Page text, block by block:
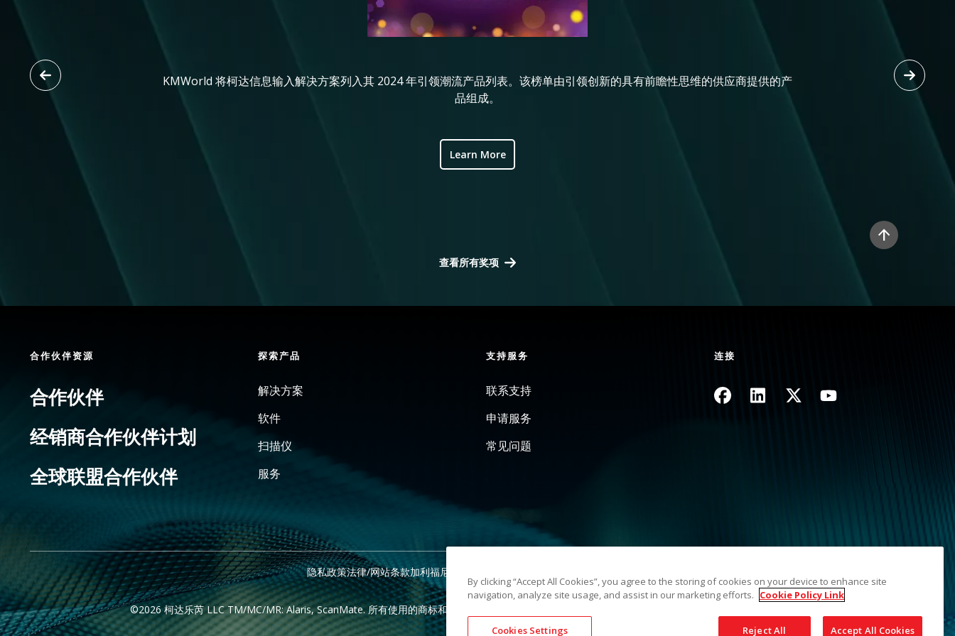
KMWorld 将柯达信息输入解决方案列入其 2024 年引领潮流产品列表。该榜单由引领创新的具有前瞻性思维的供应商提供的产
品组成。
Learn More
查看所有奖项
合作伙伴资源
合作伙伴
经销商合作伙伴计划
全球联盟合作伙伴
探索产品
解决方案
软件
扫描仪
服务
支持服务
联系支持
申请服务
常见问题
连接
图像 图像 图像 图像
隐私政策法律/网站条款加利福尼亚州收款通知
©2026 柯达乐芮 LLC TM/MC/MR: Alaris, ScanMate. 所有使用的商标和商品名称均为其各自持有人的财产。柯达商标和商业外观由伊士曼柯达公司授权使用。
By clicking “Accept All Cookies”, you agree to the storing of cookies on your device to enhance site
navigation, analyze site usage, and assist in our marketing efforts. Cookie Policy Link
Cookies Settings Reject All Accept All Cookies